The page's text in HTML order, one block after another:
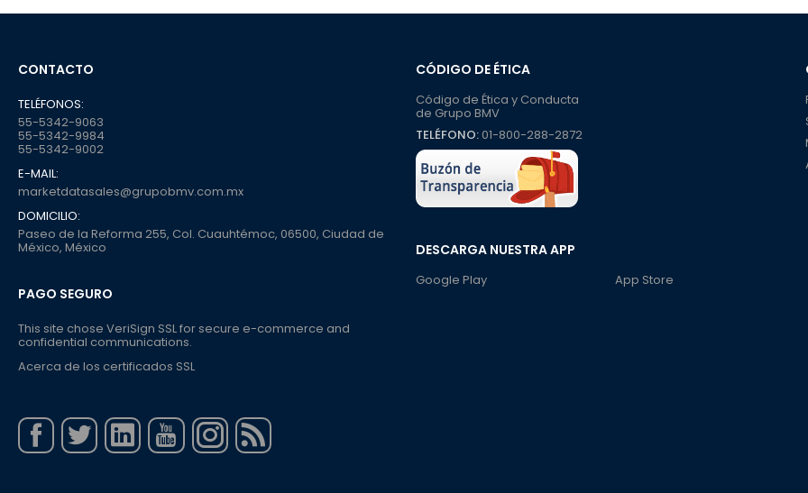
CÓDIGO DE ÉTICA
Código de Ética y Conducta
de Grupo BMV
TELÉFONO:01-800-288-2872
DESCARGA NUESTRA APP
Google Play App Store
CONTACTO
TELÉFONOS:
55-5342-9063
55-5342-9984
55-5342-9002
E-MAIL:
marketdatasales@grupobmv.com.mx
DOMICILIO:
Paseo de la Reforma 255, Col. Cuauhtémoc, 06500, Ciudad de
México, México
PAGO SEGURO
This site chose VeriSign SSL for secure e-commerce and
confidential communications.
Acerca de los certificados SSL